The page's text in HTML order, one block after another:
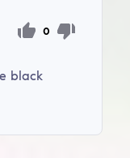
0
black